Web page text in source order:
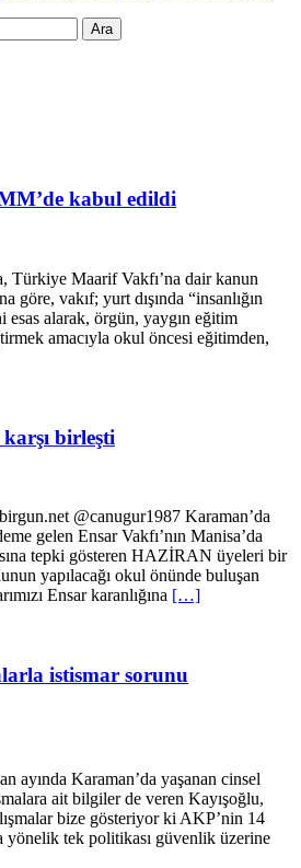
kabul edildi
Maarif Vakfı’na dair kanun
göre, vakıf; yurt dışında “insanlığın
alarak, örgün, yaygın eğitim
amacıyla okul öncesi eğitimden,
birleşti
@canugur1987 Karaman’da
gelen Ensar Vakfı’nın Manisa’da
tepki gösteren HAZİRAN üyeleri bir
yapılacağı okul önünde buluşan
Ensar karanlığına […]
istismar sorunu
Karaman’da yaşanan cinsel
ait bilgiler de veren Kayışoğlu,
bize gösteriyor ki AKP’nin 14
yönelik tek politikası güvenlik üzerine